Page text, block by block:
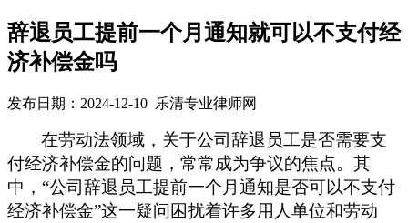
辞退员工提前一个月通知就可以不支付经
济补偿金吗
发布日期：2024-12-10 乐清专业律师网
在劳动法领域，关于公司辞退员工是否需要支
付经济补偿金的问题，常常成为争议的焦点。其
中， “公司辞退员工提前一个月通知是否可以不支付
经济补偿金”这一疑问困扰着许多用人单位和劳动